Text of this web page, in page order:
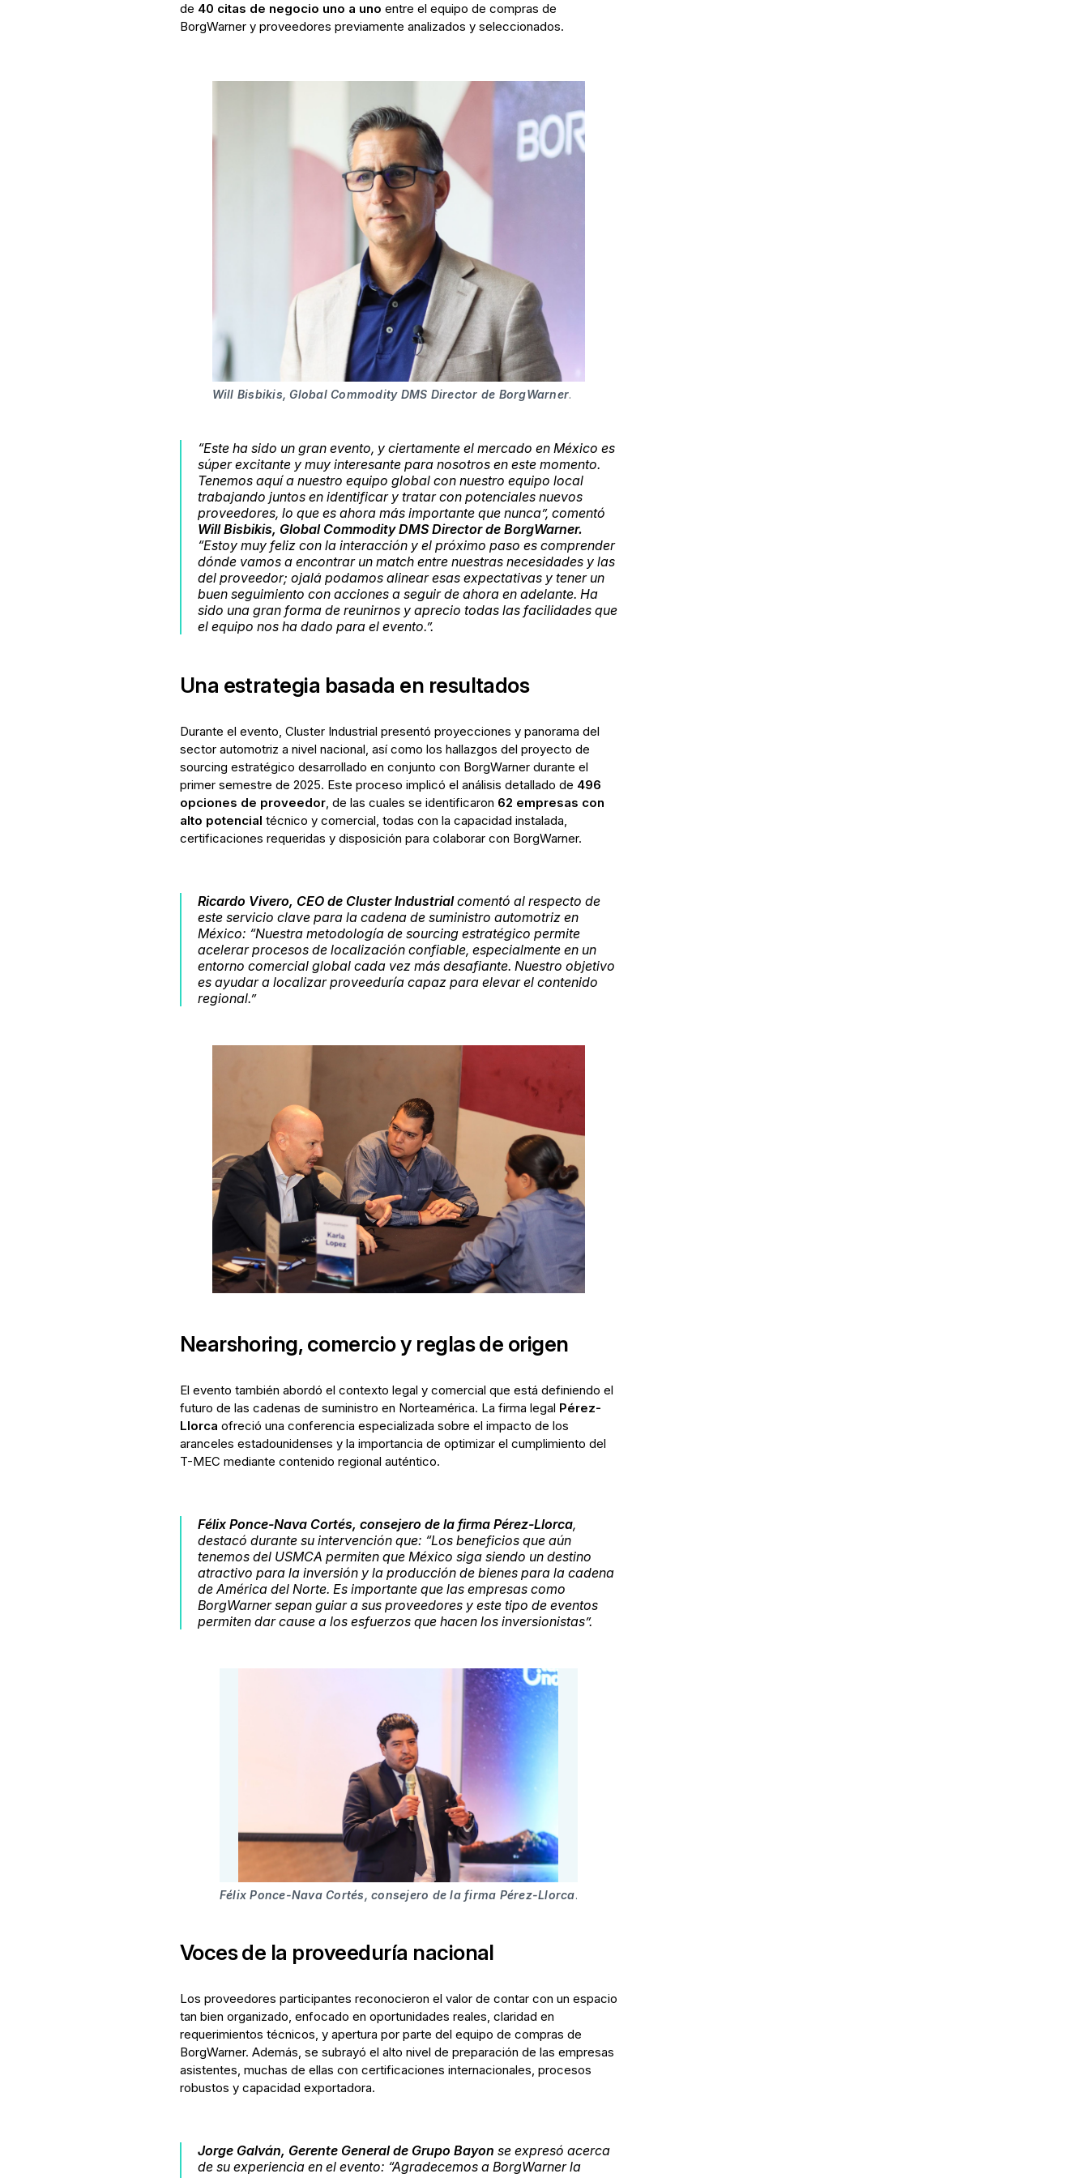
de 40 citas de negocio uno a uno entre el equipo de compras de
BorgWarner y proveedores previamente analizados y seleccionados.
Will Bisbikis, Global Commodity DMS Director de BorgWarner.
“Este ha sido un gran evento, y ciertamente el mercado en México es
súper excitante y muy interesante para nosotros en este momento.
Tenemos aquí a nuestro equipo global con nuestro equipo local
trabajando juntos en identificar y tratar con potenciales nuevos
proveedores, lo que es ahora más importante que nunca”, comentó
Will Bisbikis, Global Commodity DMS Director de BorgWarner.
“Estoy muy feliz con la interacción y el próximo paso es comprender
dónde vamos a encontrar un match entre nuestras necesidades y las
del proveedor; ojalá podamos alinear esas expectativas y tener un
buen seguimiento con acciones a seguir de ahora en adelante. Ha
sido una gran forma de reunirnos y aprecio todas las facilidades que
el equipo nos ha dado para el evento.”.
Una estrategia basada en resultados
Durante el evento, Cluster Industrial presentó proyecciones y panorama del
sector automotriz a nivel nacional, así como los hallazgos del proyecto de
sourcing estratégico desarrollado en conjunto con BorgWarner durante el
primer semestre de 2025. Este proceso implicó el análisis detallado de 496
opciones de proveedor, de las cuales se identificaron 62 empresas con
alto potencial técnico y comercial, todas con la capacidad instalada,
certificaciones requeridas y disposición para colaborar con BorgWarner.
Ricardo Vivero, CEO de Cluster Industrialcomentó al respecto de
este servicio clave para la cadena de suministro automotriz en
México: “Nuestra metodología de sourcing estratégico permite
acelerar procesos de localización confiable, especialmente en un
entorno comercial global cada vez más desafiante. Nuestro objetivo
es ayudar a localizar proveeduría capaz para elevar el contenido
regional.”
Nearshoring, comercio y reglas de origen
El evento también abordó el contexto legal y comercial que está definiendo el
futuro de las cadenas de suministro en Norteamérica. La firma legal Pérez-
Llorca ofreció una conferencia especializada sobre el impacto de los
aranceles estadounidenses y la importancia de optimizar el cumplimiento del
T-MEC mediante contenido regional auténtico.
Félix Ponce-Nava Cortés, consejero de la firma Pérez-Llorca,
destacó durante su intervención que: “Los beneficios que aún
tenemos del USMCA permiten que México siga siendo un destino
atractivo para la inversión y la producción de bienes para la cadena
de América del Norte. Es importante que las empresas como
BorgWarner sepan guiar a sus proveedores y este tipo de eventos
permiten dar cause a los esfuerzos que hacen los inversionistas”.
Félix Ponce-Nava Cortés, consejero de la firma Pérez-Llorca.
Voces de la proveeduría nacional
Los proveedores participantes reconocieron el valor de contar con un espacio
tan bien organizado, enfocado en oportunidades reales, claridad en
requerimientos técnicos, y apertura por parte del equipo de compras de
BorgWarner. Además, se subrayó el alto nivel de preparación de las empresas
asistentes, muchas de ellas con certificaciones internacionales, procesos
robustos y capacidad exportadora.
Jorge Galván, Gerente General de Grupo Bayon se expresó acerca
de su experiencia en el evento: “Agradecemos a BorgWarner la